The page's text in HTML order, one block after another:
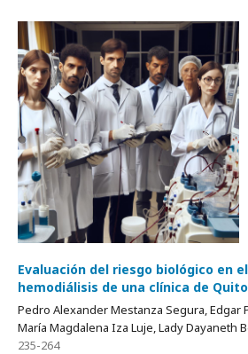
Evaluación del riesgo biológico en
hemodiálisis de una clínica de
Pedro Alexander Mestanza Segura, Edgar
María Magdalena Iza Luje, Lady Dayaneth
235-264